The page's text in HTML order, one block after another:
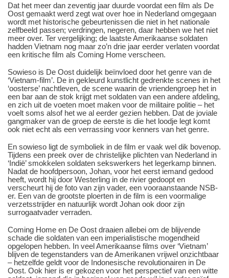
Dat het meer dan zeventig jaar duurde voordat een film als De
Oost gemaakt werd zegt wat over hoe in Nederland omgegaan
wordt met historische gebeurtenissen die niet in het nationale
zelfbeeld passen; verdringen, negeren, daar hebben we het niet
meer over. Ter vergelijking; de laatste Amerikaanse soldaten
hadden Vietnam nog maar zo’n drie jaar eerder verlaten voordat
een kritische film als Coming Home verscheen.
Sowieso is De Oost duidelijk beïnvloed door het genre van de
‘Vietnam-film’. De in gekleurd kunstlicht gedrenkte scenes in het
‘oosterse’ nachtleven, de scene waarin de vriendengroep het in
een bar aan de stok krijgt met soldaten van een andere afdeling,
en zich uit de voeten moet maken voor de militaire politie – het
voelt soms alsof het we al eerder gezien hebben. Dat de joviale
gangmaker van de groep de eerste is die het loodje legt komt
ook niet echt als een verrassing voor kenners van het genre.
En sowieso ligt de symboliek in de film er vaak wel dik bovenop.
Tijdens een preek over de christelijke plichten van Nederland in
‘Indië’ smokkelen soldaten sekswerkers het legerkamp binnen.
Nadat de hoofdpersoon, Johan, voor het eerst iemand gedood
heeft, wordt hij door Westerling in de rivier gedoopt en
verscheurt hij de foto van zijn vader, een vooraanstaande NSB-
er. Een van de grootste ploerten in de film is een voormalige
verzetsstrijder en natuurlijk wordt Johan ook door zijn
surrogaatvader verraden.
Coming Home en De Oost draaien allebei om de blijvende
schade die soldaten van een imperialistische mogendheid
opgelopen hebben. In veel Amerikaanse films over ‘Vietnam’
blijven de tegenstanders van de Amerikanen vrijwel onzichtbaar
– hetzelfde geldt voor de Indonesische revolutionairen in De
Oost. Ook hier is er gekozen voor het perspectief van een witte